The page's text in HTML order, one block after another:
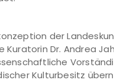
der
Kuratorin Dr. Andrea
Kulturbesitz